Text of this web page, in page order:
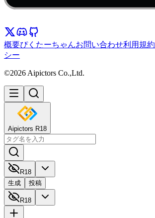
概要ぴくたーちゃんお問い合わせ利用規約
シー
©2026 Aipictors Co.,Ltd.
Aipictors R18
R18
生成
投稿
R18